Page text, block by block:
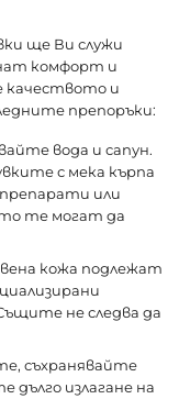
ще Ви служи
комфорт и
качеството и
препоръки:
вода и сапун.
с мека кърпа
препарати или
те могат да
кожа подлежат
не следва да
съхранявайте
дълго излагане на